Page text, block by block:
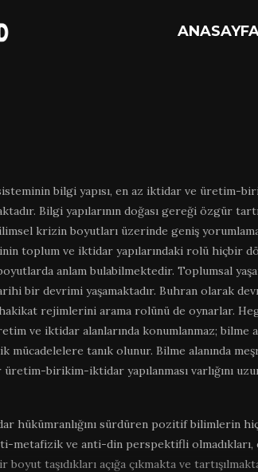
bilgi yapısı, en az iktidar ve üretim-
Bilgi yapılarının doğası gereği özgür
krizin boyutları üzerinde geniş
toplum ve iktidar yapılarındaki rolü hiçbir
anlam bulabilmektedir. Toplumsal
bir devrimi yaşamaktadır. Buhran olarak
rejimlerini arama rolünü de oynarlar.
ve iktidar alanlarında konumlanmaz; bilme
mücadelelere tanık olunur. Bilme alanında
üretim-birikim-iktidar yapılanması varlığını
hükümranlığını sürdüren pozitif bilimlerin
metafizik ve anti-din perspektifli olmadıkları,
taşıdıkları açığa çıkmakta ve